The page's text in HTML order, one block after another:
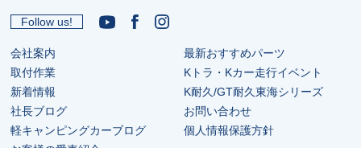
Follow us!
会社案内
取付作業
新着情報
社長ブログ
軽キャンピングカーブログ
最新おすすめパーツ
Kトラ・Kカー走行イベント
K耐久/GT耐久東海シリーズ
お問い合わせ
個人情報保護方針